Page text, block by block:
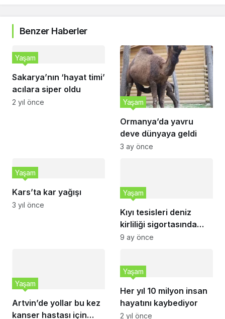
Benzer Haberler
Sakarya’nın ‘hayat timi’
acılara siper oldu
Yaşam
2 yıl önce
Ormanya’da yavru
deve dünyaya geldi
Yaşam
3 ay önce
Kars’ta kar yağışı
Yaşam
3 yıl önce
Kıyı tesisleri deniz
kirliliği sigortasında
teminatlar üç kat arttı
Yaşam
9 ay önce
Artvin’de yollar bu kez
kanser hastası için
Yaşam
Her yıl 10 milyon insan
hayatını kaybediyor
Yaşam
2 yıl önce